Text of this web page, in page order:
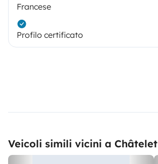
Francese
Profilo certificato
Veicoli simili vicini a Châtelet